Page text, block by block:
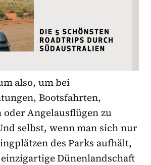
also, um bei
Bootsfahrten,
oder Angelausflügen zu
selbst, wenn man sich nur
des Parks aufhält,
Dünenlandschaft